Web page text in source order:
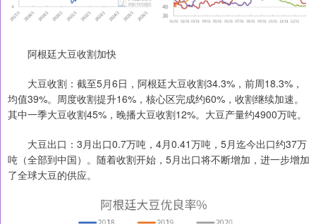
阿根廷大豆收割加快
大豆收割：截至5月6日，阿根廷大豆收割34.3%，前周18.3%，
均值39%。周度收割提升16%，核心区完成约60%，收割继续加速。
其中一季大豆收割45%，晚播大豆收割12%。大豆产量约4900万吨。
大豆出口：3月出口0.7万吨，4月0.41万吨，5月迄今出口约37万
吨（全部到中国）。随着收割开始，5月出口将不断增加，进一步增加
了全球大豆的供应。